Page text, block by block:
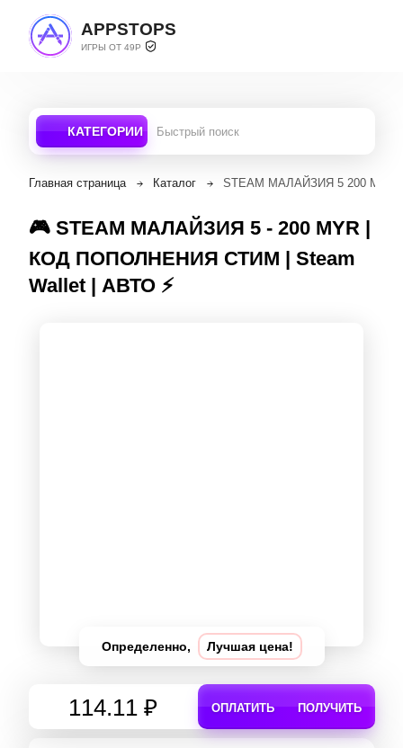
APPSTOPS
ИГРЫ ОТ 49Р
КАТЕГОРИИ
Главная страница Каталог STEAM МАЛАЙЗИЯ 5 200
🎮 STEAM МАЛАЙЗИЯ 5 - 200 MYR |
КОД ПОПОЛНЕНИЯ СТИМ | Steam
Wallet | АВТО ⚡
Определенно, Лучшая цена!
114.11 ₽ ОПЛАТИТЬ ПОЛУЧИТЬ